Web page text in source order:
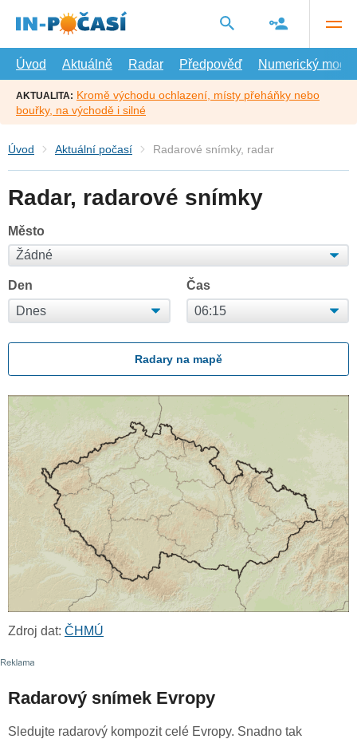
hlavní
Úvod
Aktuálně Radar Předpověď Numerický model
AKTUALITA: Kromě východu ochlazení, místy přeháňky nebo
bouřky, na východě i silné
Úvod Aktuální počasí Radarové snímky, radar
Radar, radarové snímky
Město
Den Čas
Radary na mapě
Zdroj dat: ČHMÚ
Radarový snímek Evropy
Sledujte radarový kompozit celé Evropy. Snadno tak